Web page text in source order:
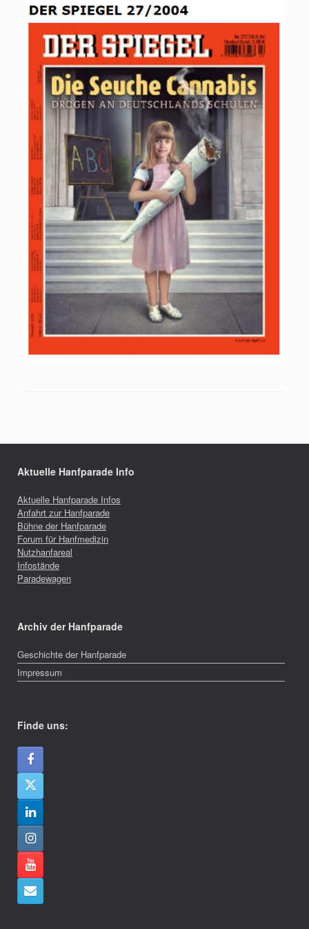
Aktuelle Hanfparade Info
Aktuelle Hanfparade Infos
Anfahrt zur Hanfparade
Bühne der Hanfparade
Forum für Hanfmedizin
Nutzhanfareal
Infostände
Paradewagen
Archiv der Hanfparade
Geschichte der Hanfparade
Impressum
Finde uns: